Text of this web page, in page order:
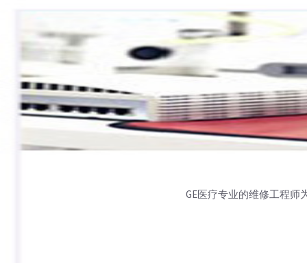
GE医疗专业的维修工程